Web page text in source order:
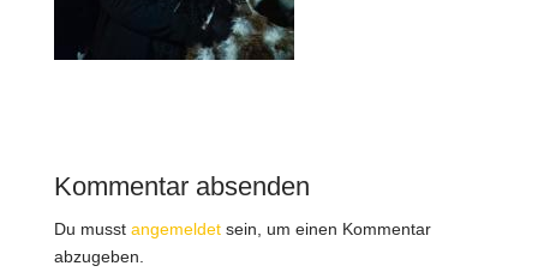
Kommentar absenden
Du musst angemeldetsein, um einen Kommentar
abzugeben.